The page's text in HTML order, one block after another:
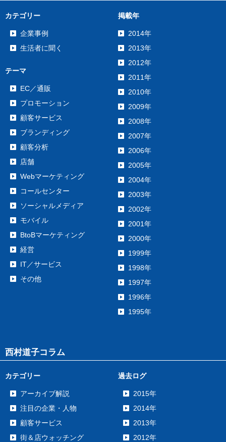
カテゴリー
企業事例
生活者に聞く
テーマ
EC／通販
プロモーション
顧客サービス
ブランディング
顧客分析
店舗
Webマーケティング
コールセンター
ソーシャルメディア
モバイル
BtoBマーケティング
経営
IT／サービス
その他
掲載年
2014年
2013年
2012年
2011年
2010年
2009年
2008年
2007年
2006年
2005年
2004年
2003年
2002年
2001年
2000年
1999年
1998年
1997年
1996年
1995年
西村道子コラム
カテゴリー
アーカイブ解説
注目の企業・人物
顧客サービス
街＆店ウォッチング
過去ログ
2015年
2014年
2013年
2012年